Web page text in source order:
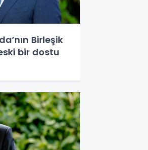
Birleşik
bir dostu